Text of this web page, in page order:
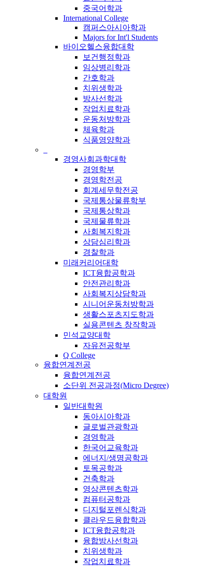
중국어학과
International College
캠퍼스아시아학과
Majors for Int'l Students
바이오헬스융합대학
보건행정학과
임상병리학과
간호학과
치위생학과
방사선학과
작업치료학과
운동처방학과
체육학과
식품영양학과
경영사회과학대학
경영학부
경영학전공
회계세무학전공
국제통상물류학부
국제통상학과
국제물류학과
사회복지학과
상담심리학과
경찰학과
미래커리어대학
ICT융합공학과
안전관리학과
사회복지상담학과
시니어운동처방학과
생활스포츠지도학과
실용콘텐츠 창작학과
민석교양대학
자유전공학부
Q College
융합연계전공
융합연계전공
소단위 전공과정(Micro Degree)
대학원
일반대학원
동아시아학과
글로벌관광학과
경영학과
한국어교육학과
에너지/생명공학과
토목공학과
건축학과
영상콘텐츠학과
컴퓨터공학과
디지털포렌식학과
클라우드융합학과
ICT융합공학과
융합방사선학과
치위생학과
작업치료학과